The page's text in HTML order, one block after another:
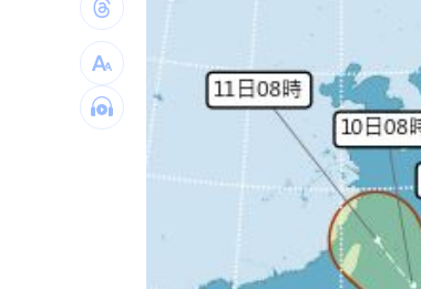
台灣高中生超神！這賽事拿下1
二伯衣印哈哈鄙卑 專家：別
向中國洩半導體機密 前SK海
台灣彩券開獎直播中 20:31
LIVE三立+24小時直播 15:27
三立iNEWS新聞台線上直播 18:00